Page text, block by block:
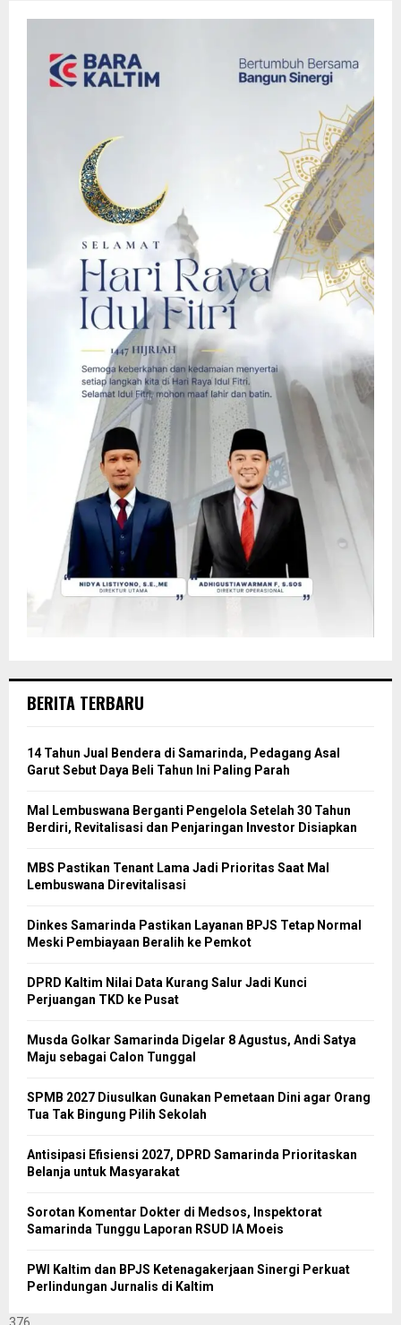
BERITA TERBARU
14 Tahun Jual Bendera di Samarinda, Pedagang Asal
Garut Sebut Daya Beli Tahun Ini Paling Parah
Mal Lembuswana Berganti Pengelola Setelah 30 Tahun
Berdiri, Revitalisasi dan Penjaringan Investor Disiapkan
MBS Pastikan Tenant Lama Jadi Prioritas Saat Mal
Lembuswana Direvitalisasi
Dinkes Samarinda Pastikan Layanan BPJS Tetap Normal
Meski Pembiayaan Beralih ke Pemkot
DPRD Kaltim Nilai Data Kurang Salur Jadi Kunci
Perjuangan TKD ke Pusat
Musda Golkar Samarinda Digelar 8 Agustus, Andi Satya
Maju sebagai Calon Tunggal
SPMB 2027 Diusulkan Gunakan Pemetaan Dini agar Orang
Tua Tak Bingung Pilih Sekolah
Antisipasi Efisiensi 2027, DPRD Samarinda Prioritaskan
Belanja untuk Masyarakat
Sorotan Komentar Dokter di Medsos, Inspektorat
Samarinda Tunggu Laporan RSUD IA Moeis
PWI Kaltim dan BPJS Ketenagakerjaan Sinergi Perkuat
Perlindungan Jurnalis di Kaltim